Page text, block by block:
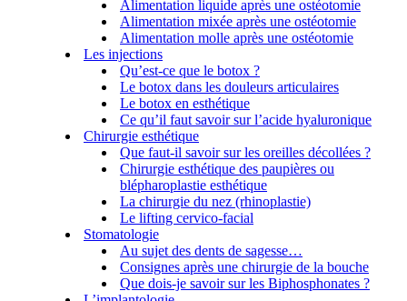
Alimentation liquide après une ostéotomie
Alimentation mixée après une ostéotomie
Alimentation molle après une ostéotomie
Les injections
Qu’est-ce que le botox ?
Le botox dans les douleurs articulaires
Le botox en esthétique
Ce qu’il faut savoir sur l’acide hyaluronique
Chirurgie esthétique
Que faut-il savoir sur les oreilles décollées ?
Chirurgie esthétique des paupières ou
blépharoplastie esthétique
La chirurgie du nez (rhinoplastie)
Le lifting cervico-facial
Stomatologie
Au sujet des dents de sagesse…
Consignes après une chirurgie de la bouche
Que dois-je savoir sur les Biphosphonates ?